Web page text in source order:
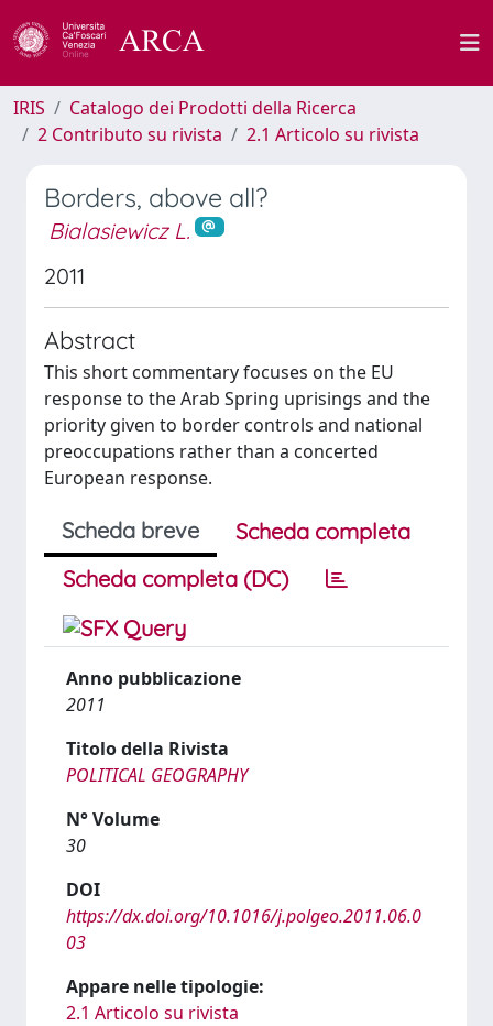
IRIS
Catalogo dei Prodotti della Ricerca
2 Contributo su rivista
2.1 Articolo su rivista
Borders, above all?
Bialasiewicz L.
2011
Abstract
This short commentary focuses on the EU
response to the Arab Spring uprisings and the
priority given to border controls and national
preoccupations rather than a concerted
European response.
Scheda breve
Scheda completa
Scheda completa (DC)
Anno pubblicazione
2011
Titolo della Rivista
POLITICAL GEOGRAPHY
N° Volume
30
DOI
https://dx.doi.org/10.1016/j.polgeo.2011.06.0
03
Appare nelle tipologie:
2.1 Articolo su rivista